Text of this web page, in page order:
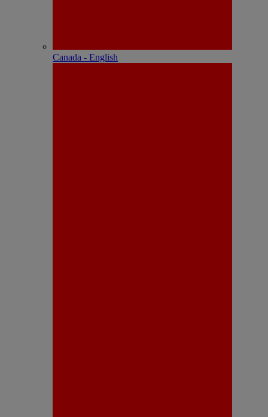
Canada - English